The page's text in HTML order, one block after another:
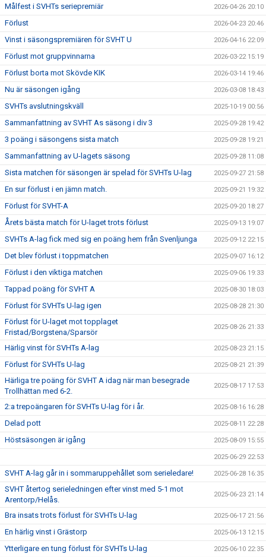
Målfest i SVHTs seriepremiär 2026-04-26 20:10
Förlust 2026-04-23 20:46
Vinst i säsongspremiären för SVHT U 2026-04-16 22:09
Förlust mot gruppvinnarna 2026-03-22 15:19
Förlust borta mot Skövde KIK 2026-03-14 19:46
Nu är säsongen igång 2026-03-08 18:43
SVHTs avslutningskväll 2025-10-19 00:56
Sammanfattning av SVHT As säsong i div 3 2025-09-28 19:42
3 poäng i säsongens sista match 2025-09-28 19:21
Sammanfattning av U-lagets säsong 2025-09-28 11:08
Sista matchen för säsongen är spelad för SVHTs U-lag 2025-09-27 21:58
En sur förlust i en jämn match. 2025-09-21 19:32
Förlust för SVHT-A 2025-09-20 18:27
Årets bästa match för U-laget trots förlust 2025-09-13 19:07
SVHTs A-lag fick med sig en poäng hem från Svenljunga 2025-09-12 22:15
Det blev förlust i toppmatchen 2025-09-07 16:12
Förlust i den viktiga matchen 2025-09-06 19:33
Tappad poäng för SVHT A 2025-08-30 18:03
Förlust för SVHTs U-lag igen 2025-08-28 21:30
Förlust för U-laget mot topplaget
Fristad/Borgstena/Sparsör
2025-08-26 21:33
Härlig vinst för SVHTs A-lag 2025-08-23 21:15
Förlust för SVHTs U-lag 2025-08-21 21:39
Härliga tre poäng för SVHT A idag när man besegrade
Trollhättan med 6-2.
2025-08-17 17:53
2:a trepoängaren för SVHTs U-lag för i år. 2025-08-16 16:28
Delad pott 2025-08-11 22:28
Höstsäsongen är igång 2025-08-09 15:55
2025-06-29 22:53
SVHT A-lag går in i sommaruppehållet som serieledare! 2025-06-28 16:35
SVHT återtog serieledningen efter vinst med 5-1 mot
Arentorp/Helås.
2025-06-23 21:14
Bra insats trots förlust för SVHTs U-lag 2025-06-17 21:56
En härlig vinst i Grästorp 2025-06-13 12:15
Ytterligare en tung förlust för SVHTs U-lag 2025-06-10 22:35